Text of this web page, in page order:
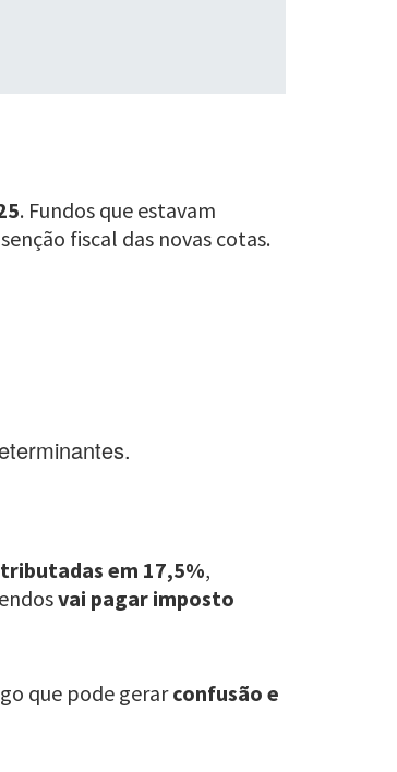
. Fundos que estavam
fiscal das novas cotas.
em 17,5%,
vai pagar imposto
que pode gerarconfusão e